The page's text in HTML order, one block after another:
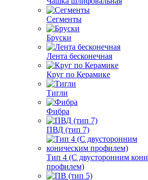
Сегменты
Бруски
Лента бесконечная
Круг по Керамике
Тигли
Фибра
ПВД (тип 7)
Тип 4 (С двусторонним
профилем)